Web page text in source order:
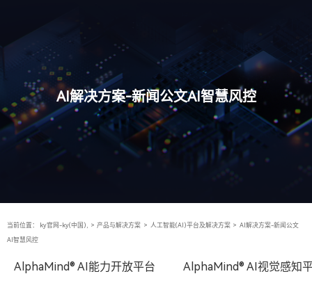
AI解决方案-新闻公文AI智慧风控
当前位置： ky官网-ky(中国), > 产品与解决方案 > 人工智能(AI)平台及解决方案 > AI解决方案-新闻公文
AI智慧风控
AlphaMind® AI能力开放平台 AlphaMind® AI视觉感知